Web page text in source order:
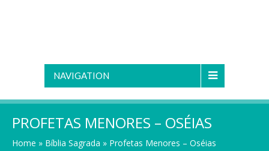
NAVIGATION
PROFETAS MENORES – OSÉIAS
Home » Bíblia Sagrada » Profetas Menores – Oséias